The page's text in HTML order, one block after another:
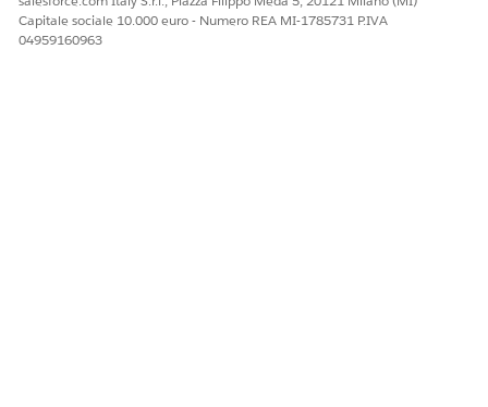
Capitale sociale 10.000 euro - Numero REA MI-1785731 P.IVA
04959160963